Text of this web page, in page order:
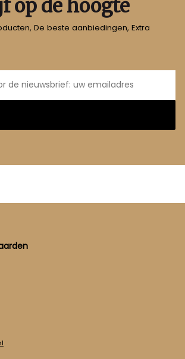
op de hoogte
De beste aanbiedingen, Extra